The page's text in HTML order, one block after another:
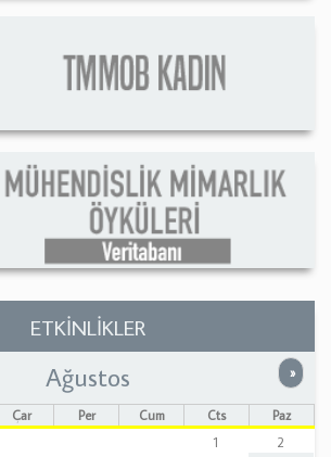
ETKİNLİKLER
»
Ağustos
Çar Per Cum Cts
Paz
1
2